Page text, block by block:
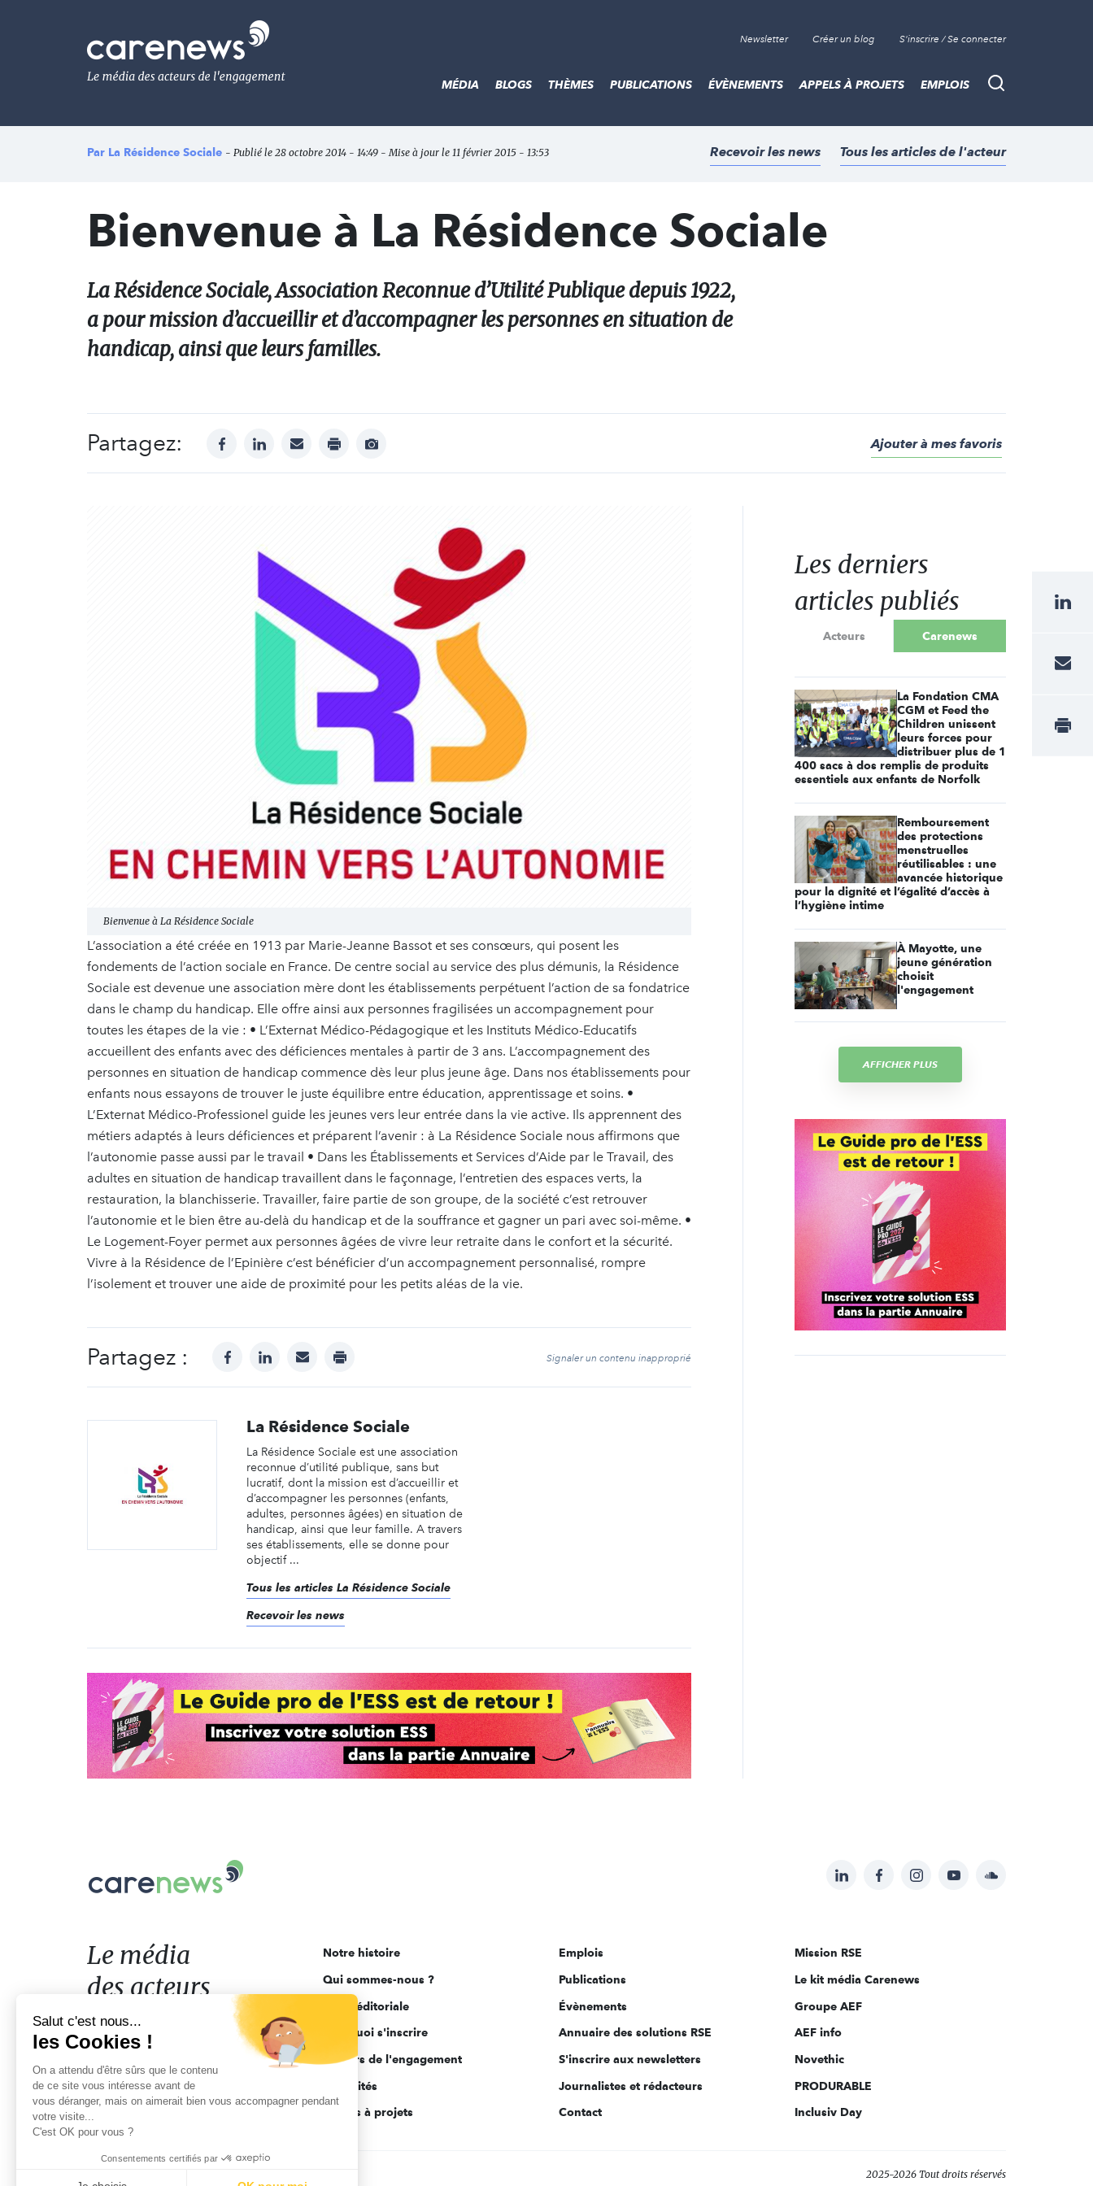
Le
média
de
l'engagement
Newsletter Créer un blog S'inscrire / Se connecter
Recherche
MÉDIA BLOGS THÈMES PUBLICATIONS ÉVÈNEMENTS APPELS À PROJETS EMPLOIS
Par La Résidence Sociale - Publié le 28 octobre 2014 - 14:49 - Mise à jour le 11 février 2015 - 13:53 Recevoir les news Tous les articles de l'acteur
Bienvenue à La Résidence Sociale
La Résidence Sociale, Association Reconnue d’Utilité Publique depuis 1922,
a pour mission d’accueillir et d’accompagner les personnes en situation de
handicap, ainsi que leurs familles.
Partagez: facebooklinkedinmail print
Afficher
Ajouter à mes favoris
Bienvenue à La Résidence Sociale
L’association a été créée en 1913 par Marie-Jeanne Bassot et ses consœurs, qui posent les
fondements de l’action sociale en France. De centre social au service des plus démunis, la Résidence
Sociale est devenue une association mère dont les établissements perpétuent l’action de sa fondatrice
dans le champ du handicap. Elle offre ainsi aux personnes fragilisées un accompagnement pour
toutes les étapes de la vie : • L’Externat Médico-Pédagogique et les Instituts Médico-Educatifs
accueillent des enfants avec des déficiences mentales à partir de 3 ans. L’accompagnement des
personnes en situation de handicap commence dès leur plus jeune âge. Dans nos établissements pour
enfants nous essayons de trouver le juste équilibre entre éducation, apprentissage et soins. •
L’Externat Médico-Professionel guide les jeunes vers leur entrée dans la vie active. Ils apprennent des
métiers adaptés à leurs déficiences et préparent l’avenir : à La Résidence Sociale nous affirmons que
l’autonomie passe aussi par le travail • Dans les Établissements et Services d’Aide par le Travail, des
adultes en situation de handicap travaillent dans le façonnage, l’entretien des espaces verts, la
restauration, la blanchisserie. Travailler, faire partie de son groupe, de la société c’est retrouver
l’autonomie et le bien être au-delà du handicap et de la souffrance et gagner un pari avec soi-même. •
Le Logement-Foyer permet aux personnes âgées de vivre leur retraite dans le confort et la sécurité.
Vivre à la Résidence de l’Epinière c’est bénéficier d’un accompagnement personnalisé, rompre
l’isolement et trouver une aide de proximité pour les petits aléas de la vie.
Partagez : facebooklinkedinmail print Signaler un contenu inapproprié
La Résidence Sociale
La Résidence Sociale est une association
reconnue d’utilité publique, sans but
lucratif, dont la mission est d’accueillir et
d’accompagner les personnes (enfants,
adultes, personnes âgées) en situation de
handicap, ainsi que leur famille. A travers
ses établissements, elle se donne pour
objectif ...
Tous les articles La Résidence Sociale
Recevoir les news
Les derniers
articles publiés
Acteurs Carenews
La Fondation CMA
CGM et Feed the
Children unissent
leurs forces pour
distribuer plus de 1
400 sacs à dos remplis de produits
essentiels aux enfants de Norfolk
Remboursement
des protections
menstruelles
réutilisables : une
avancée historique
pour la dignité et l’égalité d’accès à
l’hygiène intime
À Mayotte, une
jeune génération
choisit
l'engagement
AFFICHER PLUS
Suivez-
sur:
LinkedInFacebookInstagramYouTubeSoundcloud
Le
acteurs
de
l'engagement
Le média
des acteurs
de l'engagement
Notre histoire
Qui sommes-nous ?
Ligne éditoriale
Pourquoi s'inscrire
Acteurs de l'engagement
Actualités
Appels à projets
Emplois
Publications
Évènements
Annuaire des solutions RSE
S'inscrire aux newsletters
Journalistes et rédacteurs
Contact
Mission RSE
Le kit média Carenews
Groupe AEF
AEF info
Novethic
PRODURABLE
Inclusiv Day
2025-2026 Tout droits réservés
Salut c'est nous...
les Cookies !
On a attendu d'être sûrs que le contenu
de ce site vous intéresse avant de
vous déranger, mais on aimerait bien vous accompagner pendant
votre visite...
C'est OK pour vous ?
Consentements certifiés par